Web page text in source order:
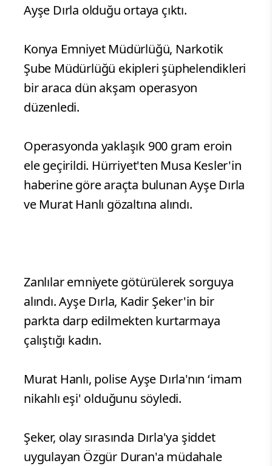
Ayşe Dırla olduğu ortaya çıktı.
Konya Emniyet Müdürlüğü, Narkotik
Şube Müdürlüğü ekipleri şüphelendikleri
bir araca dün akşam operasyon
düzenledi.
Operasyonda yaklaşık 900 gram eroin
ele geçirildi. Hürriyet'ten Musa Kesler'in
haberine göre araçta bulunan Ayşe Dırla
ve Murat Hanlı gözaltına alındı.
Zanlılar emniyete götürülerek sorguya
alındı. Ayşe Dırla, Kadir Şeker'in bir
parkta darp edilmekten kurtarmaya
çalıştığı kadın.
Murat Hanlı, polise Ayşe Dırla'nın ‘imam
nikahlı eşi' olduğunu söyledi.
Şeker, olay sırasında Dırla'ya şiddet
uygulayan Özgür Duran'a müdahale